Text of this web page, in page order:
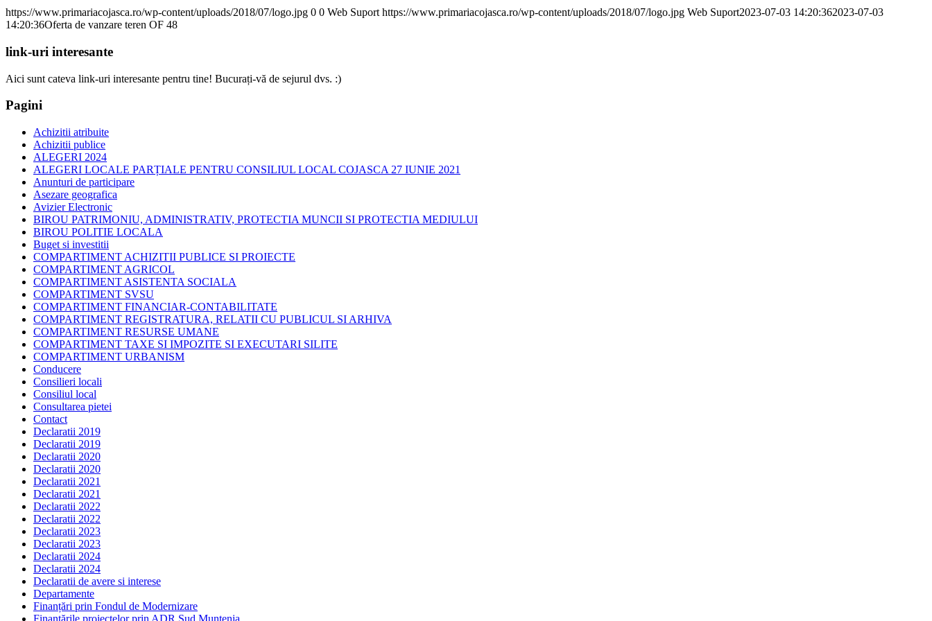
https://www.primariacojasca.ro/wp-content/uploads/2018/07/logo.jpg 0 0 Web Suport https://www.primariacojasca.ro/wp-content/uploads/2018/07/logo.jpg Web Suport2023-07-03 14:20:362023-07-03
14:20:36Oferta de vanzare teren OF 48
link-uri interesante
Aici sunt cateva link-uri interesante pentru tine! Bucurați-vă de sejurul dvs. :)
Pagini
Achizitii atribuite
Achizitii publice
ALEGERI 2024
ALEGERI LOCALE PARȚIALE PENTRU CONSILIUL LOCAL COJASCA 27 IUNIE 2021
Anunturi de participare
Asezare geografica
Avizier Electronic
BIROU PATRIMONIU, ADMINISTRATIV, PROTECTIA MUNCII SI PROTECTIA MEDIULUI
BIROU POLITIE LOCALA
Buget si investitii
COMPARTIMENT ACHIZITII PUBLICE SI PROIECTE
COMPARTIMENT AGRICOL
COMPARTIMENT ASISTENTA SOCIALA
COMPARTIMENT SVSU
COMPARTIMENT FINANCIAR-CONTABILITATE
COMPARTIMENT REGISTRATURA, RELATII CU PUBLICUL SI ARHIVA
COMPARTIMENT RESURSE UMANE
COMPARTIMENT TAXE SI IMPOZITE SI EXECUTARI SILITE
COMPARTIMENT URBANISM
Conducere
Consilieri locali
Consiliul local
Consultarea pietei
Contact
Declaratii 2019
Declaratii 2019
Declaratii 2020
Declaratii 2020
Declaratii 2021
Declaratii 2021
Declaratii 2022
Declaratii 2022
Declaratii 2023
Declaratii 2023
Declaratii 2024
Declaratii 2024
Declaratii de avere si interese
Departamente
Finanțări prin Fondul de Modernizare
Finanțările proiectelor prin ADR Sud Muntenia